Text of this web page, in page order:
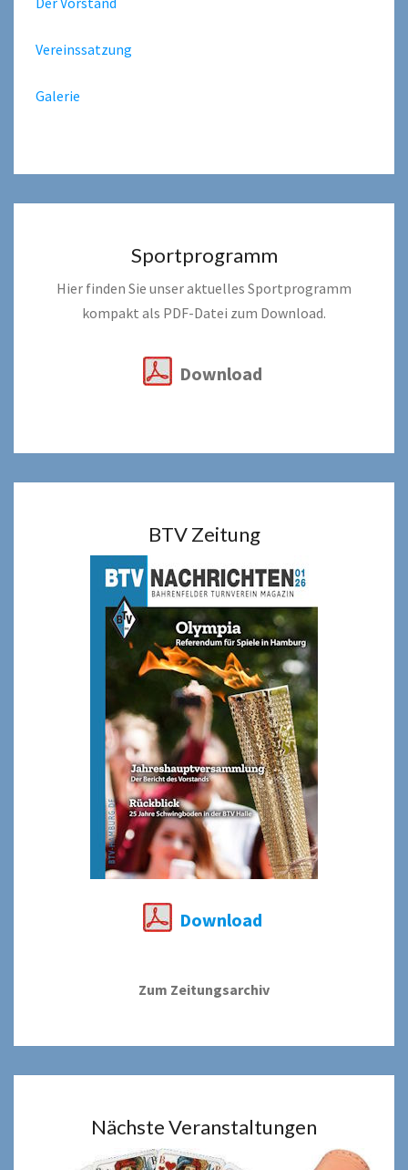
Vereinssatzung
Galerie
Sportprogramm
Hier finden Sie unser aktuelles Sportprogramm
kompakt als PDF-Datei zum Download.
Download
BTV Zeitung
Download
Zum Zeitungsarchiv
Nächste Veranstaltungen